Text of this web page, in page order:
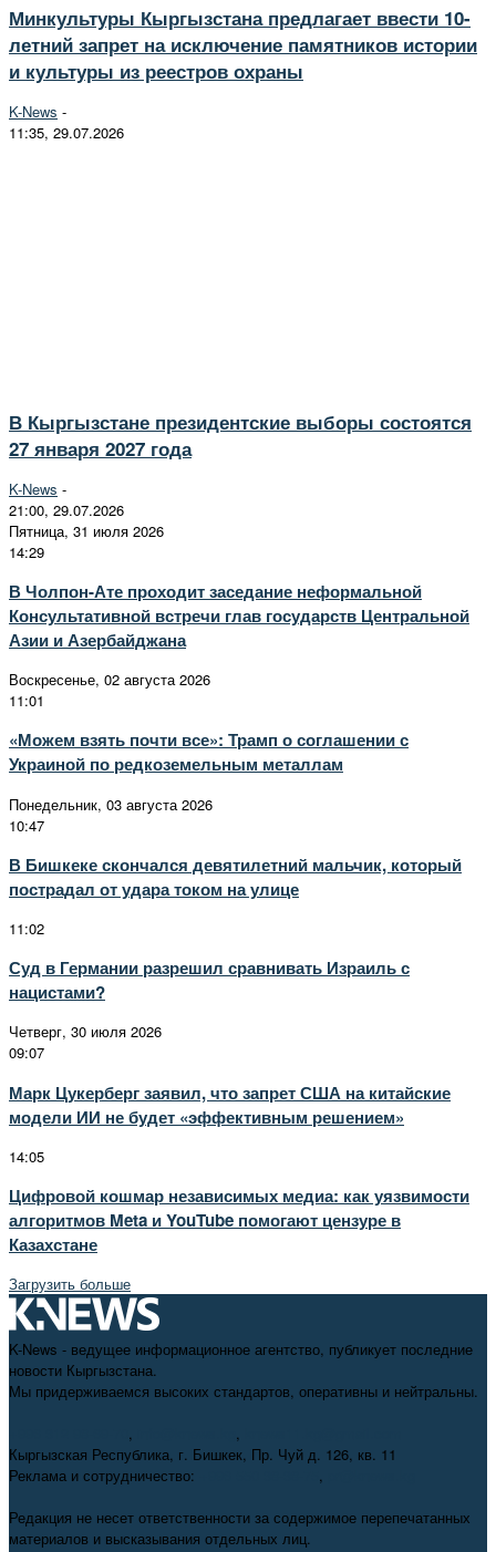
Минкультуры Кыргызстана предлагает ввести 10-
летний запрет на исключение памятников истории
и культуры из реестров охраны
K-News -
11:35, 29.07.2026
В Кыргызстане президентские выборы состоятся
27 января 2027 года
K-News -
21:00, 29.07.2026
Пятница, 31 июля 2026
14:29
В Чолпон-Ате проходит заседание неформальной
Консультативной встречи глав государств Центральной
Азии и Азербайджана
Воскресенье, 02 августа 2026
11:01
«Можем взять почти все»: Трамп о соглашении с
Украиной по редкоземельным металлам
Понедельник, 03 августа 2026
10:47
В Бишкеке скончался девятилетний мальчик, который
пострадал от удара током на улице
11:02
Суд в Германии разрешил сравнивать Израиль с
нацистами?
Четверг, 30 июля 2026
09:07
Марк Цукерберг заявил, что запрет США на китайские
модели ИИ не будет «эффективным решением»
14:05
Цифровой кошмар независимых медиа: как уязвимости
алгоритмов Meta и YouTube помогают цензуре в
Казахстане
Загрузить больше
K-News - ведущее информационное агентство, публикует последние
новости Кыргызстана.
Мы придерживаемся высоких стандартов, оперативны и нейтральны.
, ,
Кыргызская Республика, г. Бишкек, Пр. Чуй д. 126, кв. 11
Реклама и сотрудничество:
,
Редакция не несет ответственности за содержимое перепечатанных
материалов и высказывания отдельных лиц.